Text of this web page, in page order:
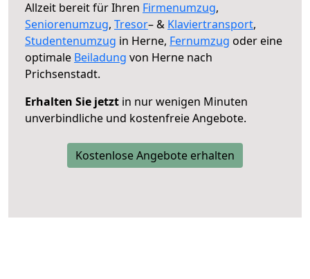
Allzeit bereit für Ihren Firmenumzug,
Seniorenumzug, Tresor– & Klaviertransport,
Studentenumzug in Herne, Fernumzug oder eine
optimale Beiladung von Herne nach
Prichsenstadt.
Erhalten Sie jetzt in nur wenigen Minuten
unverbindliche und kostenfreie Angebote.
Kostenlose Angebote erhalten